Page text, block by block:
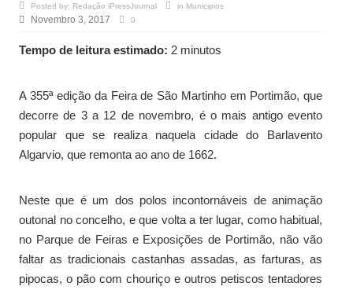
Posted by: Redação iPressJournal in Municipios
Novembro 3, 2017 0
Tempo de leitura estimado: 2 minutos
A 355ª edição da Feira de São Martinho em Portimão, que
decorre de 3 a 12 de novembro, é o mais antigo evento
popular que se realiza naquela cidade do Barlavento
Algarvio, que remonta ao ano de 1662.
Neste que é um dos polos incontornáveis de animação
outonal no concelho, e que volta a ter lugar, como habitual,
no Parque de Feiras e Exposições de Portimão, não vão
faltar as tradicionais castanhas assadas, as farturas, as
pipocas, o pão com chouriço e outros petiscos tentadores